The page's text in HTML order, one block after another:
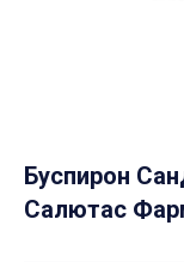
Буспирон
Салютас